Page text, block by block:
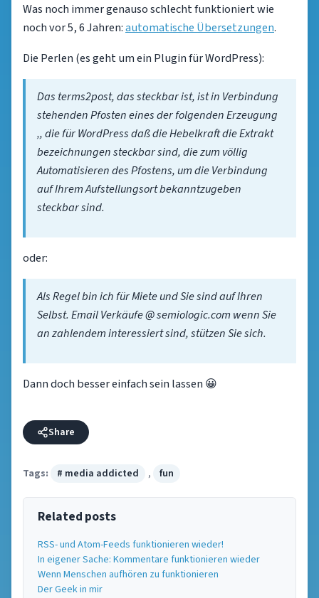
Was noch immer genauso schlecht funktioniert wie
noch vor 5, 6 Jahren:automatische Übersetzungen.
Die Perlen (es geht um ein Plugin für WordPress):
Das terms2post, das steckbar ist, ist in Verbindung
stehenden Pfosten eines der folgenden Erzeugung
‚, die für WordPress daß die Hebelkraft die Extrakt
bezeichnungen steckbar sind, die zum völlig
Automatisieren des Pfostens, um die Verbindung
auf Ihrem Aufstellungsort bekanntzugeben
steckbar sind.
oder:
Als Regel bin ich für Miete und Sie sind auf Ihren
Selbst. Email Verkäufe @ semiologic.com wenn Sie
an zahlendem interessiert sind, stützen Sie sich.
Dann doch besser einfach sein lassen 😀
Share
Tags: # media addicted , fun
Related posts
RSS- und Atom-Feeds funktionieren wieder!
In eigener Sache: Kommentare funktionieren wieder
Wenn Menschen aufhören zu funktionieren
Der Geek in mir